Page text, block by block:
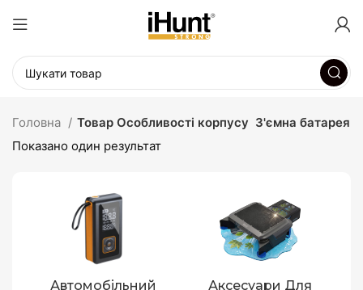
Головна Товар Особливості корпусу З'ємна батарея
Показано один результат
Автомобільний
Аксесуари Для